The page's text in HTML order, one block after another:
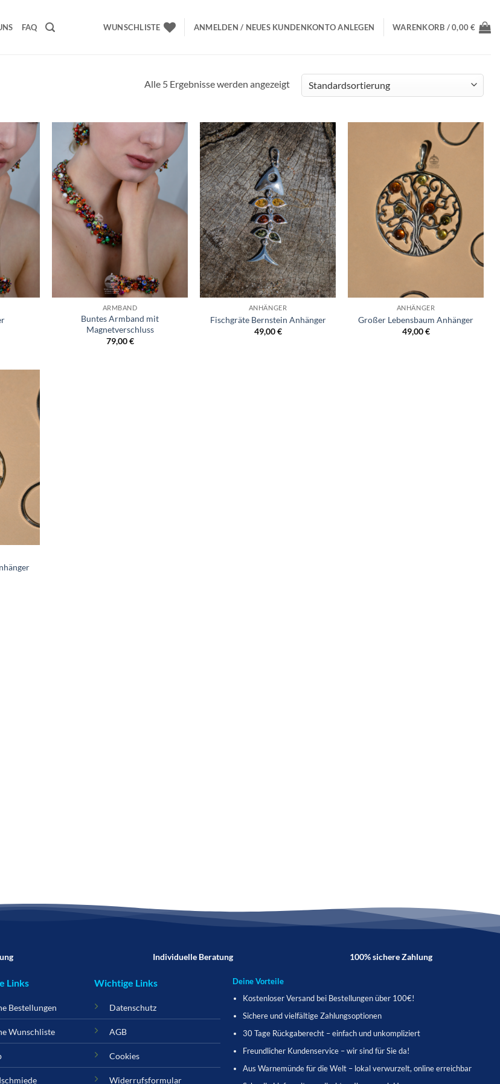
FAQ WUNSCHLISTE ANMELDEN / NEUES KUNDENKONTO ANLEGEN WARENKORB /0,00€
Alle 5 Ergebnisse werden angezeigt
Wunschliste
ARMBAND
Buntes Armband mit
Magnetverschluss
79,00€
Wunschliste
ANHÄNGER
Fischgräte Bernstein Anhänger
49,00€
ANHÄNGER
Großer Lebensbaum Anhänger
49,00€
Individuelle Beratung 100% sichere Zahlung
Links
Bestellungen
Wunschliste
Wichtige Links
Datenschutz
AGB
Cookies
Widerrufsformular
Deine Vorteile
Kostenloser Versand bei Bestellungen über 100€!
Sichere und vielfältige Zahlungsoptionen
30 Tage Rückgaberecht – einfach und unkompliziert
Freundlicher Kundenservice – wir sind für Sie da!
Aus Warnemünde für die Welt – lokal verwurzelt, online erreichbar